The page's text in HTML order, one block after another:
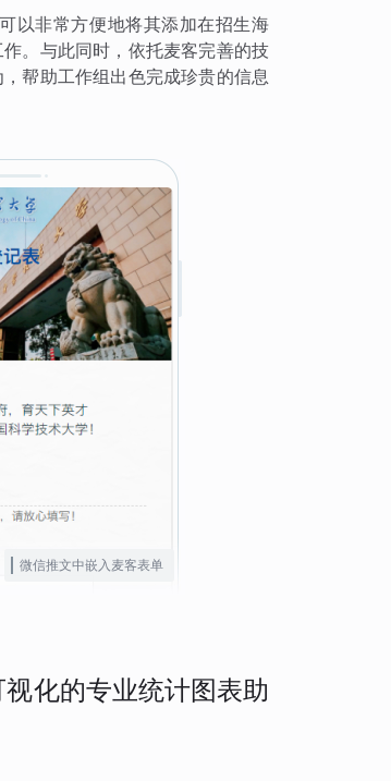
以非常方便地将其添加在招生海
。与此同时，依托麦客完善的技
帮助工作组出色完成珍贵的信息
微信推文中嵌入麦客表单
化的专业统计图表助